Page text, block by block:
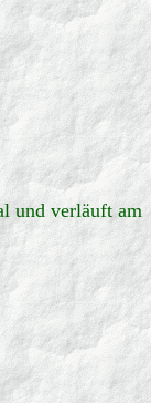
und verläuft am